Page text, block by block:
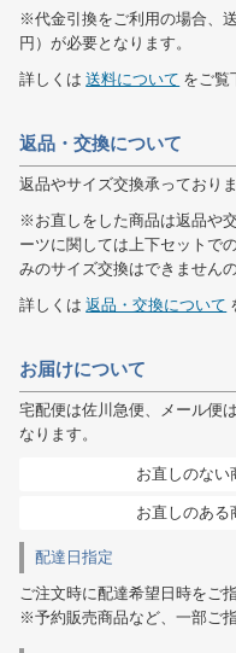
※代金引換をご利用の場合、
円）が必要となります。
詳しくは 送料について をご覧
返品・交換について
返品やサイズ交換承っており
※お直しをした商品は返品や
ーツに関しては上下セットで
みのサイズ交換はできません
詳しくは 返品・交換について
お届けについて
宅配便は佐川急便、メール便
なります。
お直しのない
お直しのある
配達日指定
ご注文時に配達希望日時をご
※予約販売商品など、一部ご